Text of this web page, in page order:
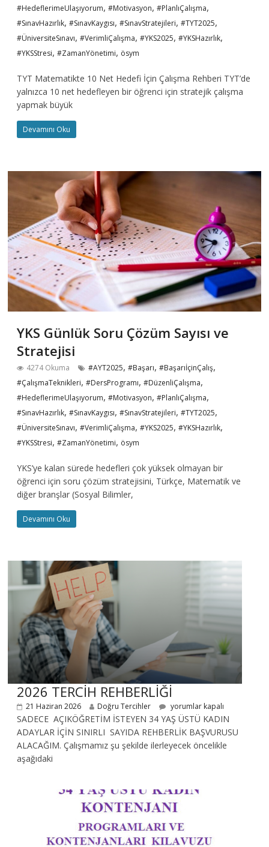
#HedeflerimeUlaşıyorum,#Motivasyon,#PlanlıÇalışma,
#SınavHazırlık,#SınavKaygısı,#SınavStratejileri,#TYT2025,
#ÜniversiteSınavı,#VerimliÇalışma,#YKS2025,#YKSHazırlık,
#YKSStresi,#ZamanYönetimi, ösym
TYT Matematikte 10 Net Hedefi İçin Çalışma Rehberi TYT’de
yalnızca 10 net hedefleyen bir öğrenci için stratejik çalışma
yapmak büyük
Devamını Oku
YKS Günlük Soru Çözüm Sayısı ve
Stratejisi
4274 Okuma #AYT2025,#Başarı,#BaşarıİçinÇalış,
#ÇalışmaTeknikleri,#DersProgramı,#DüzenliÇalışma,
#HedeflerimeUlaşıyorum,#Motivasyon,#PlanlıÇalışma,
#SınavHazırlık,#SınavKaygısı,#SınavStratejileri,#TYT2025,
#ÜniversiteSınavı,#VerimliÇalışma,#YKS2025,#YKSHazırlık,
#YKSStresi,#ZamanYönetimi, ösym
YKS’ye kalan sürede hedefleri çok yüksek olmayan bir
öğrenci için soru çözüm stratejisini, Türkçe, Matematik ve
diğer branşlar (Sosyal Bilimler,
Devamını Oku
2026 TERCİH REHBERLİĞİ
21 Haziran 2026 Doğru Tercihler yorumlar kapalı
SADECE AÇIKÖĞRETİM İSTEYEN 34 YAŞ ÜSTÜ KADIN
ADAYLAR İÇİN SINIRLI SAYIDA REHBERLİK BAŞVURUSU
ALACAĞIM. Çalışmamız şu şekilde ilerleyecek öncelikle
aşağıdaki